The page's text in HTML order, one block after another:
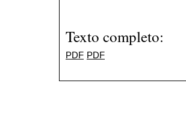
Texto completo:
PDF PDF